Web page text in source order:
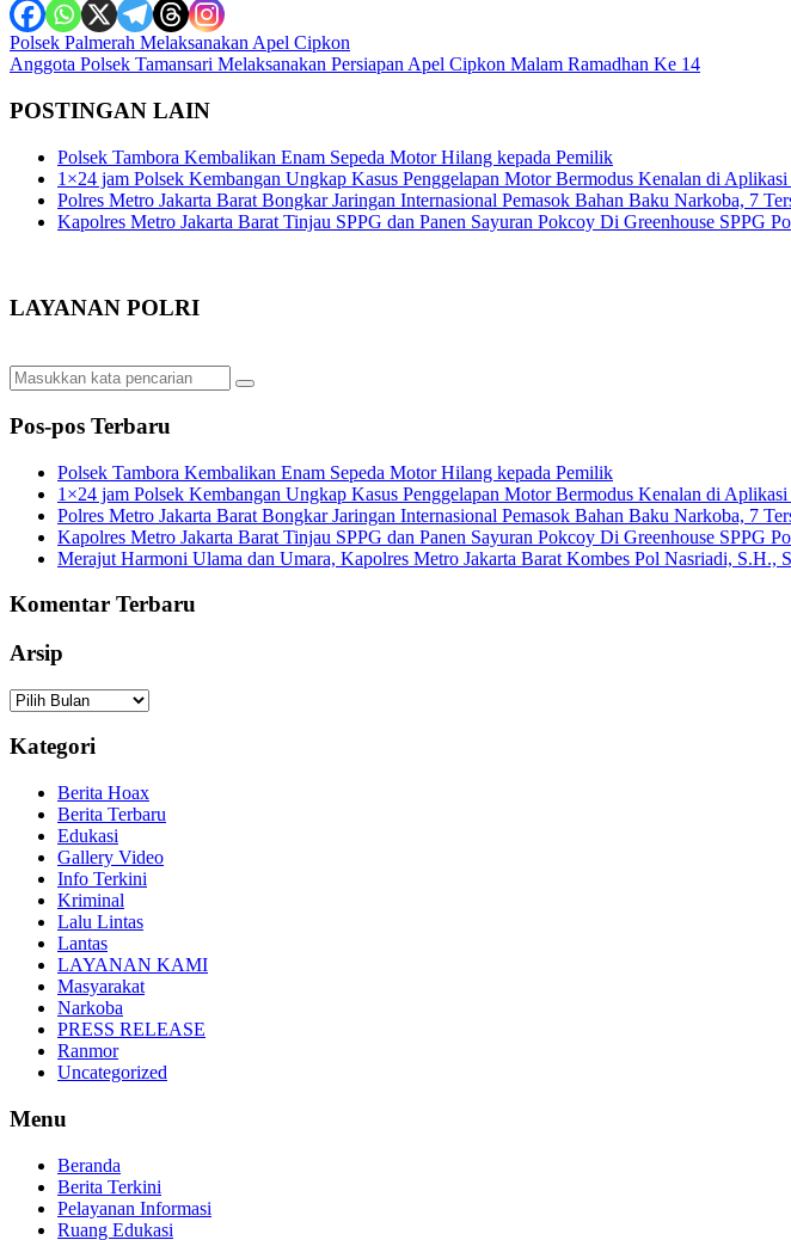
Navigasi
pos
Polsek Palmerah Melaksanakan Apel Cipkon
Anggota Polsek Tamansari Melaksanakan Persiapan Apel Cipkon Malam Ramadhan Ke 14
POSTINGAN LAIN
Polsek Tambora Kembalikan Enam Sepeda Motor Hilang kepada Pemilik
1×24 jam Polsek Kembangan Ungkap Kasus Penggelapan Motor Bermodus Kenalan di
Polres Metro Jakarta Barat Bongkar Jaringan Internasional Pemasok Bahan Baku Narkoba, 7
Kapolres Metro Jakarta Barat Tinjau SPPG dan Panen Sayuran Pokcoy Di Greenhouse SPPG
LAYANAN POLRI
Pos-pos Terbaru
Polsek Tambora Kembalikan Enam Sepeda Motor Hilang kepada Pemilik
1×24 jam Polsek Kembangan Ungkap Kasus Penggelapan Motor Bermodus Kenalan di
Polres Metro Jakarta Barat Bongkar Jaringan Internasional Pemasok Bahan Baku Narkoba, 7
Kapolres Metro Jakarta Barat Tinjau SPPG dan Panen Sayuran Pokcoy Di Greenhouse SPPG
Merajut Harmoni Ulama dan Umara, Kapolres Metro Jakarta Barat Kombes Pol Nasriadi, S.H.,
Komentar Terbaru
Arsip
Arsip
Kategori
Berita Hoax
Berita Terbaru
Edukasi
Gallery Video
Info Terkini
Kriminal
Lalu Lintas
Lantas
LAYANAN KAMI
Masyarakat
Narkoba
PRESS RELEASE
Ranmor
Uncategorized
Menu
Beranda
Berita Terkini
Pelayanan Informasi
Ruang Edukasi